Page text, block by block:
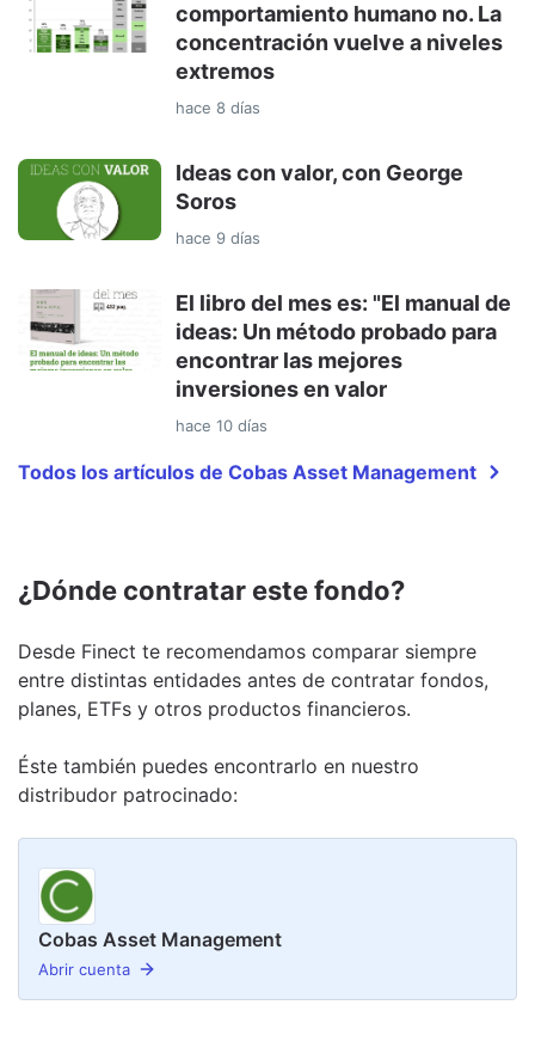
comportamiento humano no. La
concentración vuelve a niveles
extremos
hace 8 días
Ideas con valor, con George
Soros
hace 9 días
El libro del mes es: "El manual de
ideas: Un método probado para
encontrar las mejores
inversiones en valor
hace 10 días
Todos los artículos de Cobas Asset Management
¿Dónde contratar este fondo?
Desde Finect te recomendamos comparar siempre
entre distintas entidades antes de contratar fondos,
planes, ETFs y otros productos financieros.
Éste también puedes encontrarlo en nuestro
distribudor patrocinado:
Cobas Asset Management
Abrir cuenta